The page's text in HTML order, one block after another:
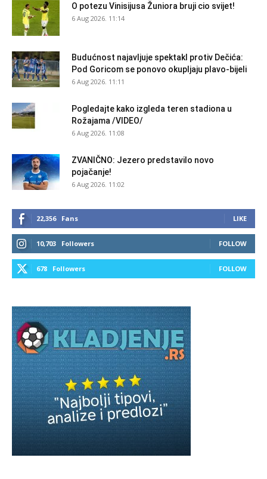
O potezu Vinisijusa Žuniora bruji cio svijet!
6 Aug 2026. 11:14
Budućnost najavljuje spektakl protiv Dečića:
Pod Goricom se ponovo okupljaju plavo-bijeli
6 Aug 2026. 11:11
Pogledajte kako izgleda teren stadiona u
Rožajama /VIDEO/
6 Aug 2026. 11:08
ZVANIČNO: Jezero predstavilo novo
pojačanje!
6 Aug 2026. 11:02
22,356 Fans LIKE
10,703 Followers FOLLOW
678 Followers FOLLOW